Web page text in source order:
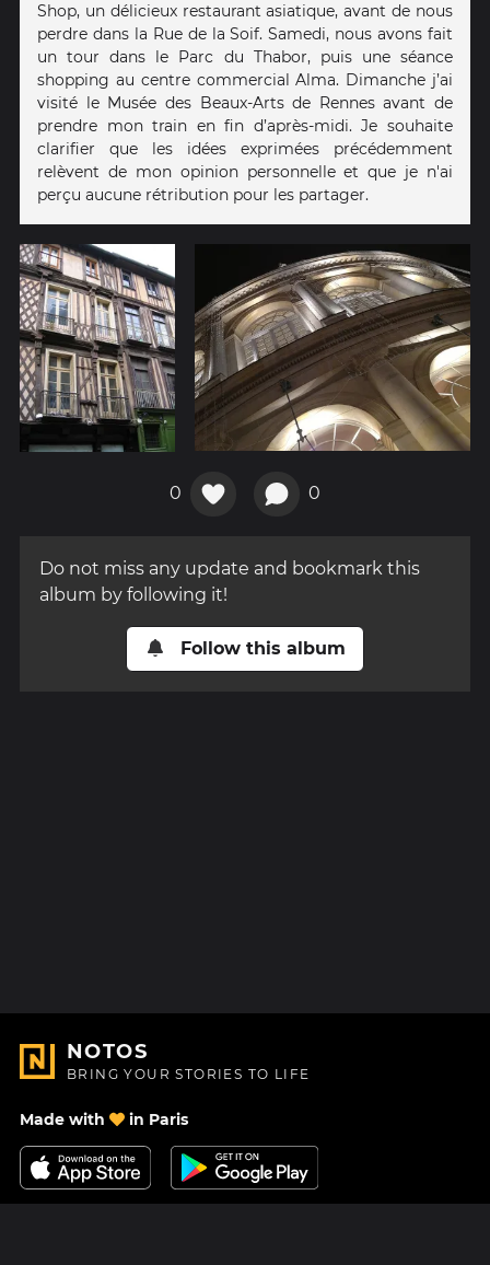
Shop, un délicieux restaurant asiatique, avant de nous
perdre dans la Rue de la Soif. Samedi, nous avons fait
un tour dans le Parc du Thabor, puis une séance
shopping au centre commercial Alma. Dimanche j’ai
visité le Musée des Beaux-Arts de Rennes avant de
prendre mon train en fin d’après-midi. Je souhaite
clarifier que les idées exprimées précédemment
relèvent de mon opinion personnelle et que je n'ai
perçu aucune rétribution pour les partager.
0 0
Do not miss any update and bookmark this
album by following it!
Follow this album
NOTOS
BRING YOUR STORIES TO LIFE
Made with in Paris